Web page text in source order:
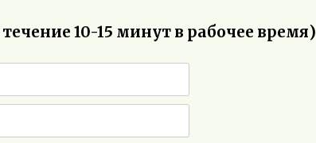
10-15 минут в рабочее время)